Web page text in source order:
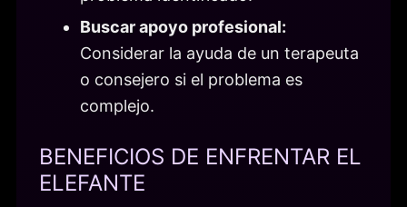
Buscar apoyo profesional:
Considerar la ayuda de un terapeuta
o consejero si el problema es
complejo.
BENEFICIOS DE ENFRENTAR EL
ELEFANTE